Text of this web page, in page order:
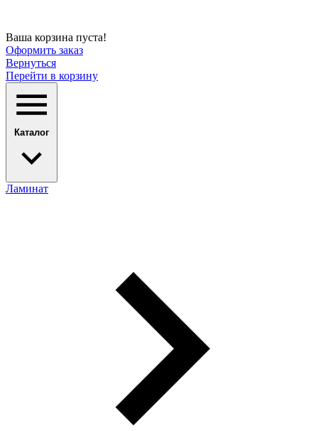
Ваша корзина пуста!
Оформить заказ
Вернуться
Перейти в корзину
Каталог
Ламинат